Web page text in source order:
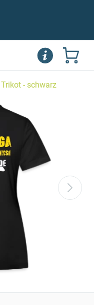
- schwarz